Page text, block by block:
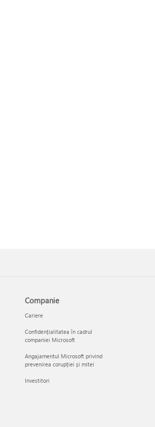
Companie
Cariere
Confidențialitatea în cadrul
companiei Microsoft
Angajamentul Microsoft privind
prevenirea corupției și mitei
Investitori